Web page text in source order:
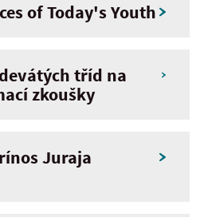
of Today's Youth
tříd na
zkoušky
Juraja